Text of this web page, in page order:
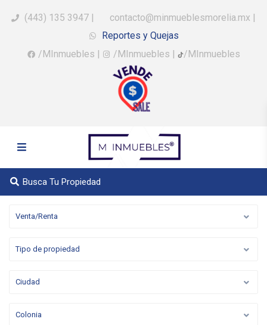
(443) 135 3947 | contacto@minmueblesmorelia.mx |
Reportes y Quejas
/MInmuebles | /MInmuebles | /MInmuebles
Busca Tu Propiedad
Venta/Renta
Tipo de propiedad
Ciudad
Colonia